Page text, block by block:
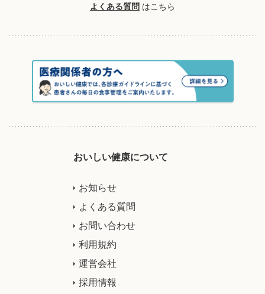
よくある質問 はこちら
おいしい健康について
お知らせ
よくある質問
お問い合わせ
利用規約
運営会社
採用情報